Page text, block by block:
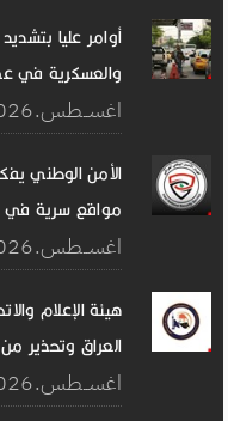
أوامر عليا
والعسكرية في
07 اغســطس.2026 - 2:27
الأمن الوطني
مواقع سرية في
07 اغســطس.2026 - 2:26
هيئة الإعلام
العراق وتحذير
07 اغســطس.2026 - 2:28